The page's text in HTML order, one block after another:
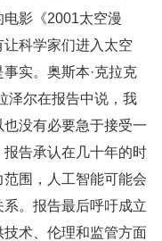
影《2001太空漫
科学家们进入太空
实。奥斯本·克拉克
泽尔在报告中说，我
没有必要急于接受一
告承认在几十年的时
围，人工智能可能会
。报告最后呼吁成立
术、伦理和监管方面